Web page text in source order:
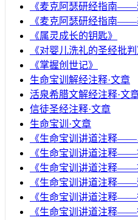
《麦克阿瑟研经指南——
《麦克阿瑟研经指南——
《属灵成长的钥匙》
《对婴儿洗礼的圣经批
《掌握创世记》
生命宝训解经注释·文章
活泉希腊文解经注释·文
信徒圣经注释·文章
生命宝训·文章
《生命宝训讲道注释——
《生命宝训讲道注释——
《生命宝训讲道注释——
《生命宝训讲道注释——
《生命宝训讲道注释——
《生命宝训讲道注释——